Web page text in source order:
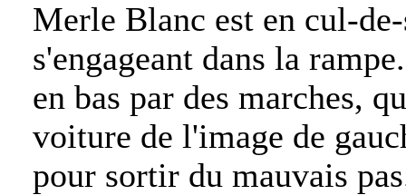
Merle Blanc est en cul-
s'engageant dans la
en bas par des marches,
voiture de l'image de
pour sortir du mauvais